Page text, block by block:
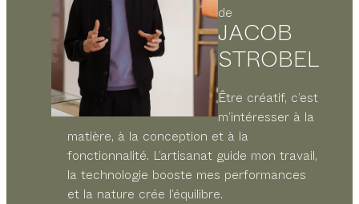
de
JACOB
STROBEL
Être créatif, c’est
m’intéresser à la
matière, à la conception et à la
fonctionnalité. L’artisanat guide mon travail,
la technologie booste mes performances
et la nature crée l’équilibre.